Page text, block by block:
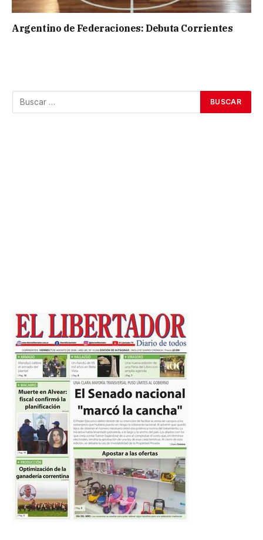
Argentino de Federaciones: Debuta Corrientes